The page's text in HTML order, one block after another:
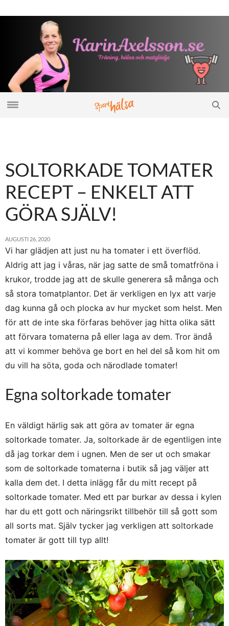
SOLTORKADE TOMATER
RECEPT – ENKELT ATT
GÖRA SJÄLV!
AUGUSTI 26, 2020
Vi har glädjen att just nu ha tomater i ett överflöd.
Aldrig att jag i våras, när jag satte de små tomatfröna i
krukor, trodde jag att de skulle generera så många och
så stora tomatplantor. Det är verkligen en lyx att varje
dag kunna gå och plocka av hur mycket som helst. Men
för att de inte ska förfaras behöver jag hitta olika sätt
att förvara tomaterna på eller laga av dem. Tror ändå
att vi kommer behöva ge bort en hel del så kom hit om
du vill ha söta, goda och närodlade tomater!
Egna soltorkade tomater
En väldigt härlig sak att göra av tomater är egna
soltorkade tomater. Ja, soltorkade är de egentligen inte
då jag torkar dem i ugnen. Men de ser ut och smakar
som de soltorkade tomaterna i butik så jag väljer att
kalla dem det. I detta inlägg får du mitt recept på
soltorkade tomater. Med ett par burkar av dessa i kylen
har du ett gott och näringsrikt tillbehör till så gott som
all sorts mat. Själv tycker jag verkligen att soltorkade
tomater är gott till typ allt!